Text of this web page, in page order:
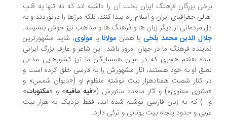
بزرگان فرهنگ ایران بخت آن را داشته اند که نه تنها به قلب
جغرافیای ایران و اسلام راه پیدا کنند، بلکه مرزها را درنوردند و به
مردمانی از دیگر زبان ها و فرهنگ ها و مذاهب نیز خوش بنشینند.
الدین محمد بلخییا همان مولانایامولوی ، شاید مشهورترین
فرهنگ ما در جهان امروز باشد. این شاعر و عارف بزرگ ایرانی
هفتم هجری که در میان همسایگان ما نیز کشورهایی مدعی
او به خود هستند، آثار مشهورش را به فارسی خلق کرده است و
کنار شصت هفتادهزار بیت نوشته منظوم او («دیوان شمس» و
معنوی») و آثار متعدد منثورش («فیه مافیه» و «مکتوبات»
که به زبان فارسی نوشته شده اند، فقط نزدیک به هزار بیت
و حدود پنجاه بیت یونانی و ترکی دارد.